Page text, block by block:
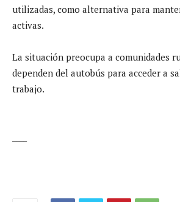
utilizadas, como alternativa para
activas.
La situación preocupa a comunidades
dependen del autobús para acceder a
trabajo.